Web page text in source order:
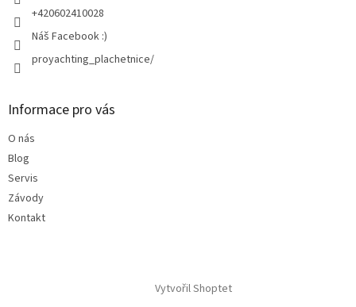
+420602410028
Náš Facebook :)
proyachting_plachetnice/
Informace pro vás
O nás
Blog
Servis
Závody
Kontakt
Vytvořil Shoptet